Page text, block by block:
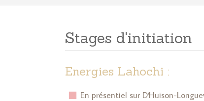
Stages d'initiation
Energies Lahochi :
En présentiel sur D'Huison-